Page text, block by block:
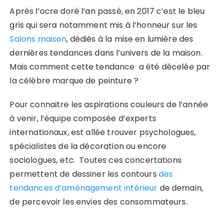
Après l’ocre doré l’an passé, en 2017 c’est le bleu
gris qui sera notamment mis à l’honneur sur les
Salons maison, dédiés à la mise en lumière des
dernières tendances dans l’univers de la maison.
Mais comment cette tendance a été décelée par
la célèbre marque de peinture ?
Pour connaitre les aspirations couleurs de l’année
à venir, l’équipe composée d’experts
internationaux, est allée trouver psychologues,
spécialistes de la décoration ou encore
sociologues, etc. Toutes ces concertations
permettent de dessiner les contours des
tendances d’aménagement intérieur de demain,
de percevoir les envies des consommateurs.